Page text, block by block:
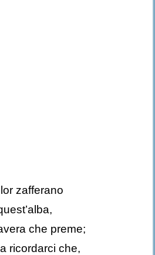
zafferano
che preme;
ricordarci che,